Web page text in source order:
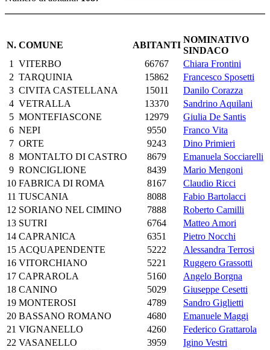
N. COMUNE ABITANTI
NOMINATIVO
SINDACO
1
VITERBO 66767
Chiara Frontini
2 TARQUINIA 15862
Francesco Sposetti
3 CIVITA CASTELLANA 15011
Danilo Corazza
4 VETRALLA 13370
Sandrino Aquilani
5 MONTEFIASCONE 12979
Giulia De Santis
6 NEPI 9550
Franco Vita
7 ORTE 9243
Dino Primieri
8 MONTALTO DI CASTRO 8679
Emanuela Socciarelli
9 RONCIGLIONE 8439
Mario Mengoni
10 FABRICA DI ROMA 8167
Claudio Ricci
11 TUSCANIA 8088
Fabio Bartolacci
12 SORIANO NEL CIMINO 7888
Roberto Camilli
13 SUTRI 6764
Matteo Amori
14 CAPRANICA 6351
Pietro Nocchi
15 ACQUAPENDENTE 5222
Alessandra Terrosi
16 VITORCHIANO 5221
Ruggero Grassotti
17 CAPRAROLA 5160
Angelo Borgna
18 CANINO 5029
Giuseppe Cesetti
19 MONTEROSI 4789
Sandro Giglietti
20 BASSANO ROMANO 4680
Emanuele Maggi
21 VIGNANELLO 4260
Federico Grattarola
22 VASANELLO 3959
Igino Vestri